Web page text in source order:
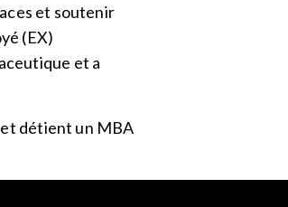
et soutenir
(EX)
et a
détient un MBA